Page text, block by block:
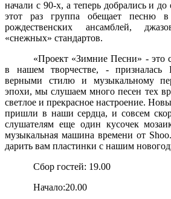
начали с 90-х, а теперь добрались и
этот раз группа обещает песню
рождественских ансамблей,
«снежных» стандартов.
«Проект «Зимние Песни» - это
в нашем творчестве, -
верными стилю и музыкальному
эпохи, мы слушаем много песен тех
светлое и прекрасное настроение.
пришли в наши сердца, и совсем
слушателям еще один кусочек
музыкальная машина времени от
дарить вам пластинки с нашим
Сбор гостей: 19.00
Начало:20.00